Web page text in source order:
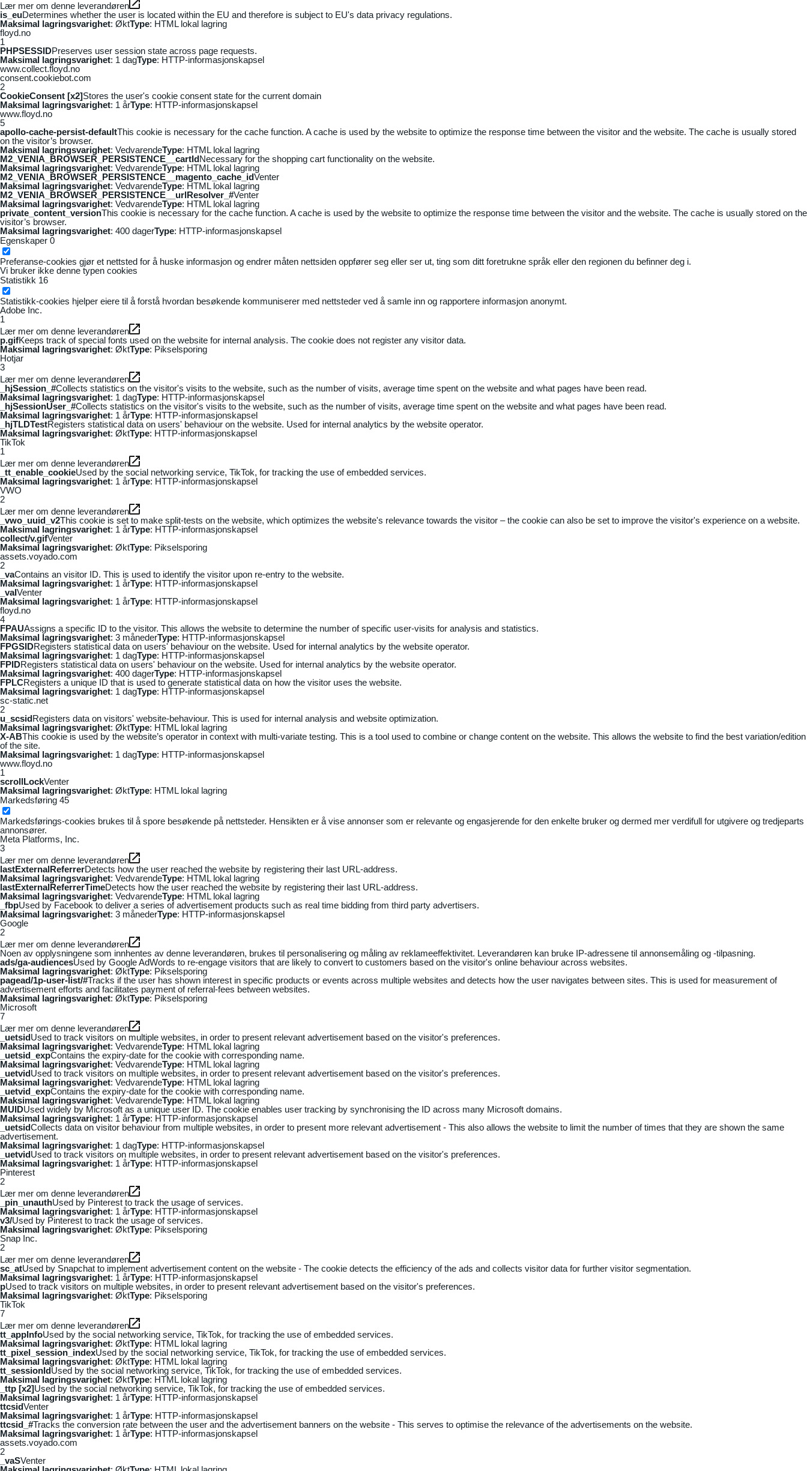
Lær mer om denne leverandøren
is_euDetermines whether the user is located within the EU and therefore is subject to EU's data privacy regulations.
Maksimal lagringsvarighet: ØktType: HTML lokal lagring
floyd.no
1
PHPSESSIDPreserves user session state across page requests.
Maksimal lagringsvarighet: 1 dagType: HTTP-informasjonskapsel
www.collect.floyd.no
consent.cookiebot.com
2
CookieConsent [x2]Stores the user's cookie consent state for the current domain
Maksimal lagringsvarighet: 1 årType: HTTP-informasjonskapsel
www.floyd.no
5
apollo-cache-persist-defaultThis cookie is necessary for the cache function. A cache is used by the website to optimize the response time between the visitor and the website. The cache is usually stored
on the visitor’s browser.
Maksimal lagringsvarighet: VedvarendeType: HTML lokal lagring
M2_VENIA_BROWSER_PERSISTENCE__cartIdNecessary for the shopping cart functionality on the website.
Maksimal lagringsvarighet: VedvarendeType: HTML lokal lagring
M2_VENIA_BROWSER_PERSISTENCE__magento_cache_idVenter
Maksimal lagringsvarighet: VedvarendeType: HTML lokal lagring
M2_VENIA_BROWSER_PERSISTENCE__urlResolver_#Venter
Maksimal lagringsvarighet: VedvarendeType: HTML lokal lagring
private_content_versionThis cookie is necessary for the cache function. A cache is used by the website to optimize the response time between the visitor and the website. The cache is usually stored on the
visitor’s browser.
Maksimal lagringsvarighet: 400 dagerType: HTTP-informasjonskapsel
Egenskaper 0
Preferanse-cookies gjør et nettsted for å huske informasjon og endrer måten nettsiden oppfører seg eller ser ut, ting som ditt foretrukne språk eller den regionen du befinner deg i.
Vi bruker ikke denne typen cookies
Statistikk 16
Statistikk-cookies hjelper eiere til å forstå hvordan besøkende kommuniserer med nettsteder ved å samle inn og rapportere informasjon anonymt.
Adobe Inc.
1
Lær mer om denne leverandøren
p.gifKeeps track of special fonts used on the website for internal analysis. The cookie does not register any visitor data.
Maksimal lagringsvarighet: ØktType: Pikselsporing
Hotjar
3
Lær mer om denne leverandøren
_hjSession_#Collects statistics on the visitor's visits to the website, such as the number of visits, average time spent on the website and what pages have been read.
Maksimal lagringsvarighet: 1 dagType: HTTP-informasjonskapsel
_hjSessionUser_#Collects statistics on the visitor's visits to the website, such as the number of visits, average time spent on the website and what pages have been read.
Maksimal lagringsvarighet: 1 årType: HTTP-informasjonskapsel
_hjTLDTestRegisters statistical data on users' behaviour on the website. Used for internal analytics by the website operator.
Maksimal lagringsvarighet: ØktType: HTTP-informasjonskapsel
TikTok
1
Lær mer om denne leverandøren
_tt_enable_cookieUsed by the social networking service, TikTok, for tracking the use of embedded services.
Maksimal lagringsvarighet: 1 årType: HTTP-informasjonskapsel
VWO
2
Lær mer om denne leverandøren
_vwo_uuid_v2This cookie is set to make split-tests on the website, which optimizes the website's relevance towards the visitor – the cookie can also be set to improve the visitor's experience on a website.
Maksimal lagringsvarighet: 1 årType: HTTP-informasjonskapsel
collect/v.gifVenter
Maksimal lagringsvarighet: ØktType: Pikselsporing
assets.voyado.com
2
_vaContains an visitor ID. This is used to identify the visitor upon re-entry to the website.
Maksimal lagringsvarighet: 1 årType: HTTP-informasjonskapsel
_vaIVenter
Maksimal lagringsvarighet: 1 årType: HTTP-informasjonskapsel
floyd.no
4
FPAUAssigns a specific ID to the visitor. This allows the website to determine the number of specific user-visits for analysis and statistics.
Maksimal lagringsvarighet: 3 månederType: HTTP-informasjonskapsel
FPGSIDRegisters statistical data on users' behaviour on the website. Used for internal analytics by the website operator.
Maksimal lagringsvarighet: 1 dagType: HTTP-informasjonskapsel
FPIDRegisters statistical data on users' behaviour on the website. Used for internal analytics by the website operator.
Maksimal lagringsvarighet: 400 dagerType: HTTP-informasjonskapsel
FPLCRegisters a unique ID that is used to generate statistical data on how the visitor uses the website.
Maksimal lagringsvarighet: 1 dagType: HTTP-informasjonskapsel
sc-static.net
2
u_scsidRegisters data on visitors' website-behaviour. This is used for internal analysis and website optimization.
Maksimal lagringsvarighet: ØktType: HTML lokal lagring
X-ABThis cookie is used by the website’s operator in context with multi-variate testing. This is a tool used to combine or change content on the website. This allows the website to find the best variation/edition
of the site.
Maksimal lagringsvarighet: 1 dagType: HTTP-informasjonskapsel
www.floyd.no
1
scrollLockVenter
Maksimal lagringsvarighet: ØktType: HTML lokal lagring
Markedsføring 45
Markedsførings-cookies brukes til å spore besøkende på nettsteder. Hensikten er å vise annonser som er relevante og engasjerende for den enkelte bruker og dermed mer verdifull for utgivere og tredjeparts
annonsører.
Meta Platforms, Inc.
3
Lær mer om denne leverandøren
lastExternalReferrerDetects how the user reached the website by registering their last URL-address.
Maksimal lagringsvarighet: VedvarendeType: HTML lokal lagring
lastExternalReferrerTimeDetects how the user reached the website by registering their last URL-address.
Maksimal lagringsvarighet: VedvarendeType: HTML lokal lagring
_fbpUsed by Facebook to deliver a series of advertisement products such as real time bidding from third party advertisers.
Maksimal lagringsvarighet: 3 månederType: HTTP-informasjonskapsel
Google
2
Lær mer om denne leverandøren
Noen av opplysningene som innhentes av denne leverandøren, brukes til personalisering og måling av reklameeffektivitet. Leverandøren kan bruke IP-adressene til annonsemåling og -tilpasning.
ads/ga-audiencesUsed by Google AdWords to re-engage visitors that are likely to convert to customers based on the visitor's online behaviour across websites.
Maksimal lagringsvarighet: ØktType: Pikselsporing
pagead/1p-user-list/#Tracks if the user has shown interest in specific products or events across multiple websites and detects how the user navigates between sites. This is used for measurement of
advertisement efforts and facilitates payment of referral-fees between websites.
Maksimal lagringsvarighet: ØktType: Pikselsporing
Microsoft
7
Lær mer om denne leverandøren
_uetsidUsed to track visitors on multiple websites, in order to present relevant advertisement based on the visitor's preferences.
Maksimal lagringsvarighet: VedvarendeType: HTML lokal lagring
_uetsid_expContains the expiry-date for the cookie with corresponding name.
Maksimal lagringsvarighet: VedvarendeType: HTML lokal lagring
_uetvidUsed to track visitors on multiple websites, in order to present relevant advertisement based on the visitor's preferences.
Maksimal lagringsvarighet: VedvarendeType: HTML lokal lagring
_uetvid_expContains the expiry-date for the cookie with corresponding name.
Maksimal lagringsvarighet: VedvarendeType: HTML lokal lagring
MUIDUsed widely by Microsoft as a unique user ID. The cookie enables user tracking by synchronising the ID across many Microsoft domains.
Maksimal lagringsvarighet: 1 årType: HTTP-informasjonskapsel
_uetsidCollects data on visitor behaviour from multiple websites, in order to present more relevant advertisement - This also allows the website to limit the number of times that they are shown the same
advertisement.
Maksimal lagringsvarighet: 1 dagType: HTTP-informasjonskapsel
_uetvidUsed to track visitors on multiple websites, in order to present relevant advertisement based on the visitor's preferences.
Maksimal lagringsvarighet: 1 årType: HTTP-informasjonskapsel
Pinterest
2
Lær mer om denne leverandøren
_pin_unauthUsed by Pinterest to track the usage of services.
Maksimal lagringsvarighet: 1 årType: HTTP-informasjonskapsel
v3/Used by Pinterest to track the usage of services.
Maksimal lagringsvarighet: ØktType: Pikselsporing
Snap Inc.
2
Lær mer om denne leverandøren
sc_atUsed by Snapchat to implement advertisement content on the website - The cookie detects the efficiency of the ads and collects visitor data for further visitor segmentation.
Maksimal lagringsvarighet: 1 årType: HTTP-informasjonskapsel
pUsed to track visitors on multiple websites, in order to present relevant advertisement based on the visitor's preferences.
Maksimal lagringsvarighet: ØktType: Pikselsporing
TikTok
7
Lær mer om denne leverandøren
tt_appInfoUsed by the social networking service, TikTok, for tracking the use of embedded services.
Maksimal lagringsvarighet: ØktType: HTML lokal lagring
tt_pixel_session_indexUsed by the social networking service, TikTok, for tracking the use of embedded services.
Maksimal lagringsvarighet: ØktType: HTML lokal lagring
tt_sessionIdUsed by the social networking service, TikTok, for tracking the use of embedded services.
Maksimal lagringsvarighet: ØktType: HTML lokal lagring
_ttp [x2]Used by the social networking service, TikTok, for tracking the use of embedded services.
Maksimal lagringsvarighet: 1 årType: HTTP-informasjonskapsel
ttcsidVenter
Maksimal lagringsvarighet: 1 årType: HTTP-informasjonskapsel
ttcsid_#Tracks the conversion rate between the user and the advertisement banners on the website - This serves to optimise the relevance of the advertisements on the website.
Maksimal lagringsvarighet: 1 årType: HTTP-informasjonskapsel
assets.voyado.com
2
_vaSVenter